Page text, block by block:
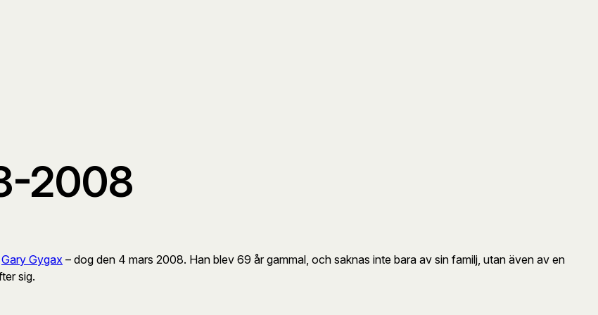
2008
Gary Gygax – dog den 4 mars 2008. Han blev 69 år gammal, och saknas inte bara av sin familj, utan även av en
sig.